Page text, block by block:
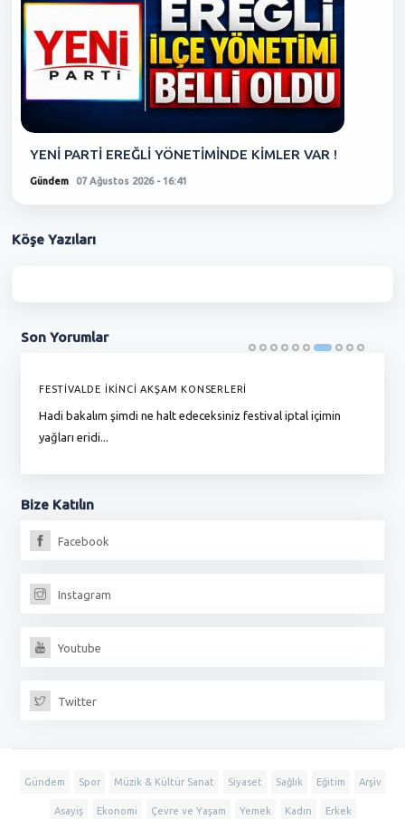
YENİ PARTİ EREĞLİ YÖNETİMİNDE KİMLER VAR !
Gündem 07 Ağustos 2026 - 16:41
Köşe Yazıları
Son Yorumlar
FESTİVALDE İKİNCİ AKŞAM KONSERLERİ
Hadi bakalım şimdi ne halt edeceksiniz festival iptal içimin
yağları eridi...
Bize Katılın
Facebook
Instagram
Youtube
Twitter
Gündem Spor Müzik & Kültür Sanat Siyaset Sağlık Eğitim Arşiv
Asayiş Ekonomi Çevre ve Yaşam Yemek Kadın Erkek